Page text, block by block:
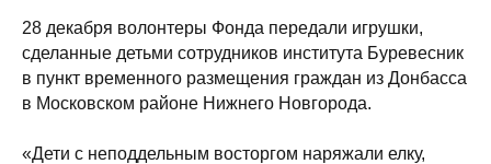
28 декабря волонтеры Фонда передали игрушки,
сделанные детьми сотрудников института Буревесник
в пункт временного размещения граждан из Донбасса
в Московском районе Нижнего Новгорода.
«Дети с неподдельным восторгом наряжали елку,